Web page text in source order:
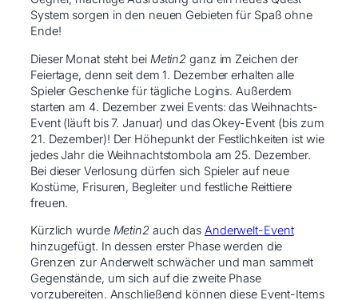
System sorgen in den neuen Gebieten für Spaß ohne
Ende!
Dieser Monat steht bei Metin2 ganz im Zeichen der
Feiertage, denn seit dem 1. Dezember erhalten alle
Spieler Geschenke für tägliche Logins. Außerdem
starten am 4. Dezember zwei Events: das Weihnachts-
Event (läuft bis 7. Januar) und das Okey-Event (bis zum
21. Dezember)! Der Höhepunkt der Festlichkeiten ist wie
jedes Jahr die Weihnachtstombola am 25. Dezember.
Bei dieser Verlosung dürfen sich Spieler auf neue
Kostüme, Frisuren, Begleiter und festliche Reittiere
freuen.
Kürzlich wurde Metin2 auch das Anderwelt-Event
hinzugefügt. In dessen erster Phase werden die
Grenzen zur Anderwelt schwächer und man sammelt
Gegenstände, um sich auf die zweite Phase
vorzubereiten. Anschließend können diese Event-Items